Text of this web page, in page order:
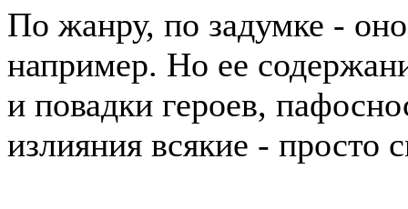
По жанру, по задумке - оно
например. Но ее
и повадки героев,
излияния всякие - просто